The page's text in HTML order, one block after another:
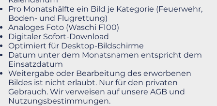
Pro Monatshälfte ein Bild je Kategorie (Feuerwehr,
Boden- und Flugrettung)
Analoges Foto (Waschi F100)
Digitaler Sofort-Download
Optimiert für Desktop-Bildschirme
Datum unter dem Monatsnamen entspricht dem
Einsatzdatum
Weitergabe oder Bearbeitung des erworbenen
Bildes ist nicht erlaubt. Nur für den privaten
Gebrauch. Wir verweisen auf unsere AGB und
Nutzungsbestimmungen.